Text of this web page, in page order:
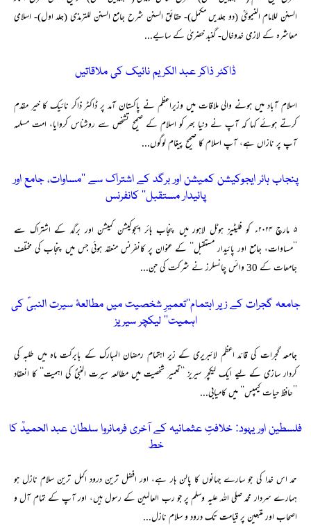
السنن للامام النیمویؒ (دو جلدیں مکمل)- حقائق السنن شرح جامع السنن للترمذی (جلد اول)- اسلامی
معاشرہ کے لازمی خدوخال- گنبد خضریٰ کے سایے...
ڈاکٹر ذاکر عبد الکریم نائیک کی ملاقاتیں
اسلام آباد میں ہونے والی ملاقات میں وزیراعظم نے پاکستان آمد پر ڈاکٹر ذاکر نائیک کا خیر مقدم
کرتے ہوئے کہا کہ آپ نے دنیا بھر کو اسلام کے صحیح تشخص سے روشناس کروایا، امت مسلمہ
آپ پر نازاں ہے، آپ اسلام کا صحیح پیغام لوگوں...
پنجاب ہائر ایجوکیشن کمیشن اور برگد کے اشتراک سے ’’مساوات، جامع اور
پائیدار مستقبل‘‘ کانفرنس
۵ مارچ ۲۰۲۴ء کو فلیٹیز ہوٹل لاہور میں پنجاب ہائر ایجوکیشن کمیشن اور برگد کے اشتراک سے
’’مساوات، جامع اور پائیدار مستقبل‘‘ کے عنوان پر کانفرنس منعقد ہوئی جس میں پنجاب کی مختلف
جامعات کے 30 وائس چانسلرز نے شرکت کی جن...
جامعہ گجرات کے زیر اہتمام’’تعمیرِ شخصیت میں مطالعۂ سیرت النبیؐ کی
اہمیت‘‘ لیکچر سیریز
جامعہ گجرات کی قائد اعظم لائبریری کے زیر اہتمام رمضان المبارک کے بابرکت ماہ میں طلبہ کی
کردار سازی کے لیے ایک لیکچر سیریز ’’تعمیر شخصیت میں مطالعہ سیرت النبیؐ کی اہمیت‘‘ کا انعقاد
’’حافظ حیات کیمپس‘‘ میں کامیابی...
فلسطین اور یہود: خلافتِ عثمانیہ کے آخری فرمانروا سلطان عبد الحمیدؒ کا
خط
حمد اس خدا کی جو سارے جہانوں کا پالن ہار ہے، اور افضل ترین درود اکمل ترین سلام نازل ہو
ہمارے سردار محمد صلی اللہ علیہ وسلم پر جو رب العالمین کے رسول ہیں، اور آپ کے تمام آل و
اصحاب اور متبعین پر قیامت تک درود و سلام نازل...